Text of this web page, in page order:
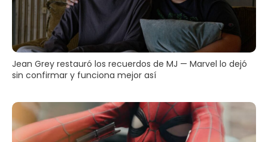
Jean Grey restauró los recuerdos de MJ — Marvel lo dejó
sin confirmar y funciona mejor así